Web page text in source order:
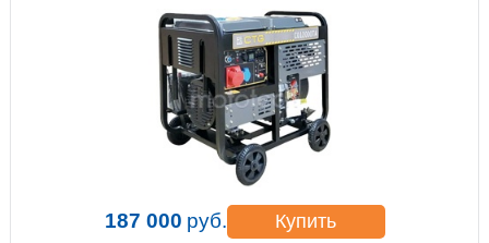
187 000 руб. Купить